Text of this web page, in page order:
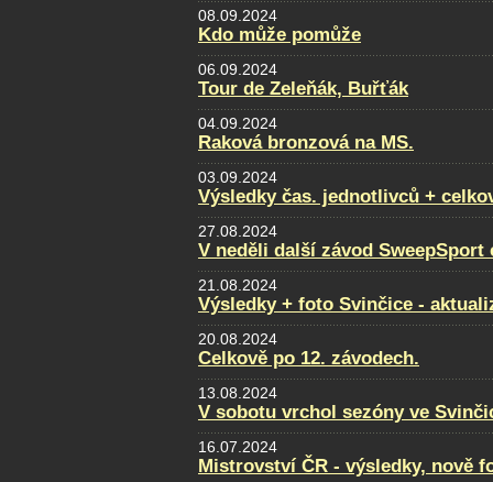
08.09.2024
Kdo může pomůže
06.09.2024
Tour de Zeleňák, Buřťák
04.09.2024
Raková bronzová na MS.
03.09.2024
Výsledky čas. jednotlivců +
27.08.2024
V neděli další závod SweepSport
21.08.2024
Výsledky + foto Svinčice -
20.08.2024
Celkově po 12. závodech.
13.08.2024
V sobotu vrchol sezóny ve
16.07.2024
Mistrovství ČR - výsledky, nově